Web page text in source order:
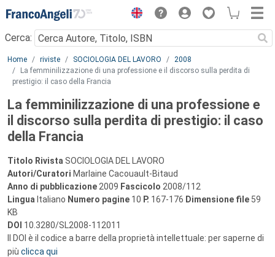
Menu
Cerca:
Main content
Home riviste SOCIOLOGIA DEL LAVORO
2008
La femminilizzazione di una professione e il discorso sulla perdita di
prestigio: il caso della Francia
La femminilizzazione di una professione e
il discorso sulla perdita di prestigio: il caso
della Francia
Titolo Rivista SOCIOLOGIA DEL LAVORO
Autori/Curatori Marlaine Cacouault-Bitaud
Anno di pubblicazione 2009 Fascicolo 2008/112
Lingua Italiano Numero pagine 10 P. 167-176 Dimensione file 59
KB
DOI 10.3280/SL2008-112011
Il DOI è il codice a barre della proprietà intellettuale: per saperne di
più clicca qui